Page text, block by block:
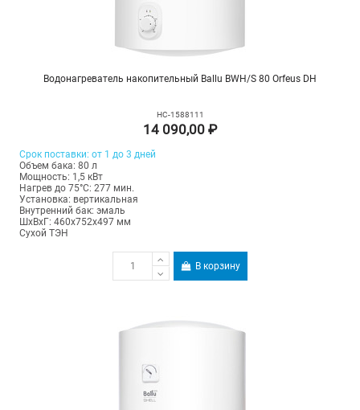
Водонагреватель накопительный Ballu BWH/S 80 Orfeus DH
НС-1588111
14 090,00 ₽
Срок поставки: от 1 до 3 дней
Объем бака: 80 л
Мощность: 1,5 кВт
Нагрев до 75°С: 277 мин.
Установка: вертикальная
Внутренний бак: эмаль
ШхВхГ: 460х752х497 мм
Сухой ТЭН
В корзину